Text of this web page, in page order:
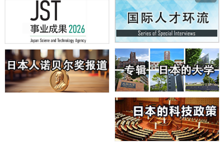
【AI法下篇】如何应对AI的不可控性——中央大学平野晋教授专访
科学研究
日本学术会议：为保持土壤健康应采取哪些措施？探讨土壤保护与强化
的具体对策
科学研究
大阪大学开发基于水氢键网络的温度预测新方法，AI从分子排列信息中
高精度解读
经济・社会
【AI法上篇】如何对“将人生交给AI”保持危机感——中央大学平野晋教
庆应义塾大学阐明脑内“游击手”小胶质细胞包裹保护受损神经细胞的机
制，有望用于开发阿尔茨海默病等疾病疗法